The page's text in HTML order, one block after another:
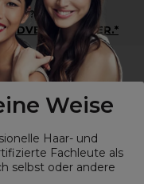
Weise
Haar- und
Fachleute als
selbst oder andere